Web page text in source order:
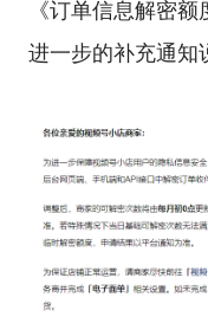
《订单信息解密
进一步的补充通知